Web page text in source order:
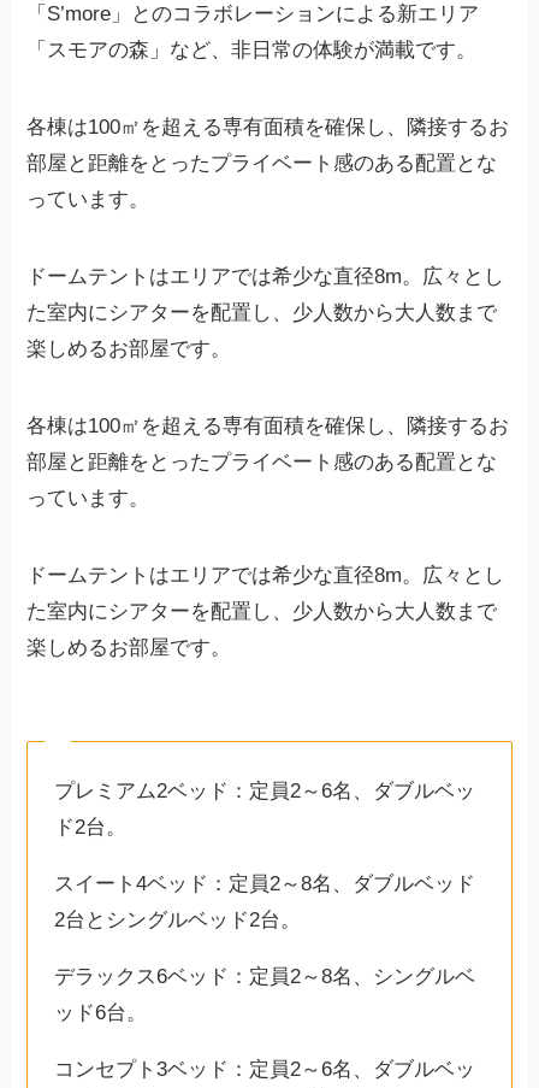
「S’more」とのコラボレーションによる新エリア
「スモアの森」など、非日常の体験が満載です。
各棟は100㎡を超える専有面積を確保し、隣接するお
部屋と距離をとったプライベート感のある配置とな
っています。
ドームテントはエリアでは希少な直径8m。広々とし
た室内にシアターを配置し、少人数から大人数まで
楽しめるお部屋です。
各棟は100㎡を超える専有面積を確保し、隣接するお
部屋と距離をとったプライベート感のある配置とな
っています。
ドームテントはエリアでは希少な直径8m。広々とし
た室内にシアターを配置し、少人数から大人数まで
楽しめるお部屋です。
プレミアム2ベッド：定員2～6名、ダブルベッ
ド2台。
スイート4ベッド：定員2～8名、ダブルベッド
2台とシングルベッド2台。
デラックス6ベッド：定員2～8名、シングルベ
ッド6台。
コンセプト3ベッド：定員2～6名、ダブルベッ